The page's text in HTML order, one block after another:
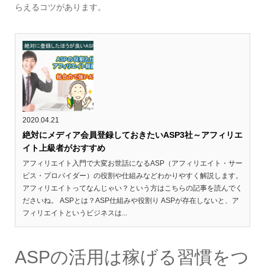
らえるコツがあります。
2020.04.21
絶対にメディア会員登録しておきたいASP3社～アフィリエ
イト上級者がおすすめ
アフィリエイト入門で大変お世話になるASP（アフィリエイト・サー
ビス・プロバイダー）の役割や仕組みなどわかりやすく解説します。
アフィリエイトってなんじゃい？という方はこちらの記事を読んでく
ださいね。 ASPとは？ASP仕組みや役割り ASPが存在しないと、ア
フィリエイトというビジネスは...
ASPの活用は稼げる習慣をつ